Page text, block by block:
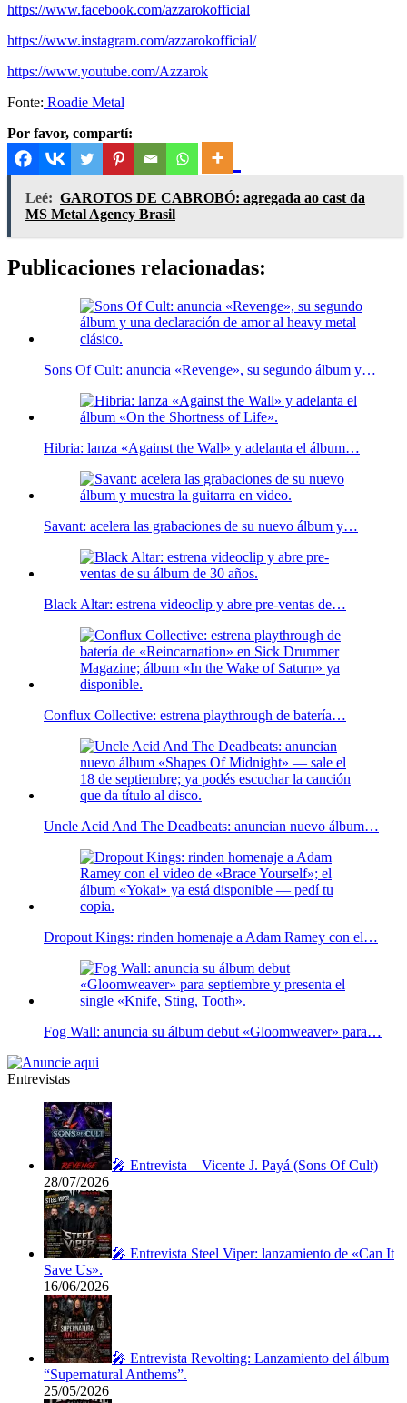
https://www.facebook.com/azzarokofficial
https://www.instagram.com/azzarokofficial/
https://www.youtube.com/Azzarok
Fonte: Roadie Metal
Por favor, compartí:
Leé: GAROTOS DE CABROBÓ: agregada ao cast da
MS Metal Agency Brasil
Publicaciones relacionadas:
Sons Of Cult: anuncia «Revenge», su segundo álbum y…
Hibria: lanza «Against the Wall» y adelanta el álbum…
Savant: acelera las grabaciones de su nuevo álbum y…
Black Altar: estrena videoclip y abre pre-ventas de…
Conflux Collective: estrena playthrough de batería…
Uncle Acid And The Deadbeats: anuncian nuevo álbum…
Dropout Kings: rinden homenaje a Adam Ramey con el…
Fog Wall: anuncia su álbum debut «Gloomweaver» para…
Entrevistas
🎤 Entrevista – Vicente J. Payá (Sons Of Cult)
28/07/2026
🎤 Entrevista Steel Viper: lanzamiento de «Can It
Save Us».
16/06/2026
🎤 Entrevista Revolting: Lanzamiento del álbum
“Supernatural Anthems”.
25/05/2026